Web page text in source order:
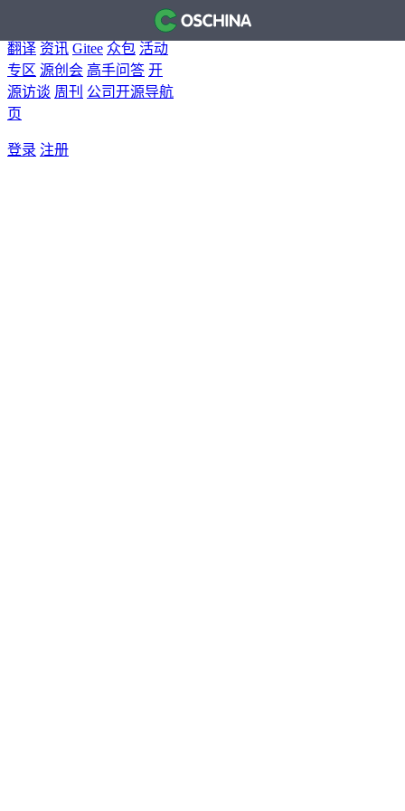
博客
翻译 资讯 Gitee 众包 活动
专区 源创会 高手问答 开
源访谈 周刊 公司开源导航
页
登录 注册